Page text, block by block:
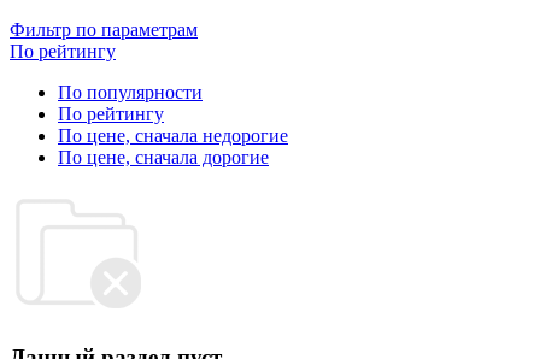
Фильтр по параметрам
По рейтингу
По популярности
По рейтингу
По цене, сначала недорогие
По цене, сначала дорогие